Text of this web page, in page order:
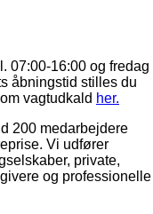
07:00-16:00 og fredag
åbningstid stilles du
vagtudkald her.
200 medarbejdere
Vi udfører
private,
og professionelle